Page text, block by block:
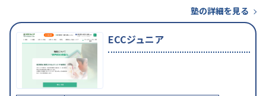
塾の詳細を見る
ECCジュニア